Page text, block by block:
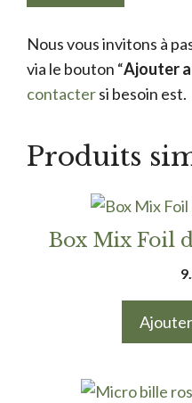
Nous vous invitons à
via le bouton “Ajouter
contactersi besoin est.
Produits
Box Mix Foil